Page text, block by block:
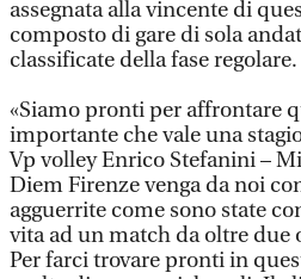
assegnata alla vincente di
composto di gare di sola
classificate della fase regolare.
«Siamo pronti per affrontare
importante che vale una
Vp volley Enrico Stefanini –
Diem Firenze venga da noi
agguerrite come sono state
vita ad un match da oltre due
Per farci trovare pronti in